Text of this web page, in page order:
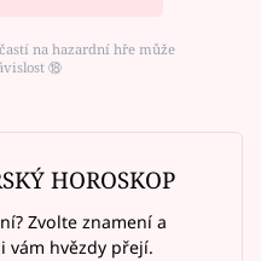
na hazardní hře může
⑱
HOROSKOP
Zvolte znamení a
vám hvězdy přejí.